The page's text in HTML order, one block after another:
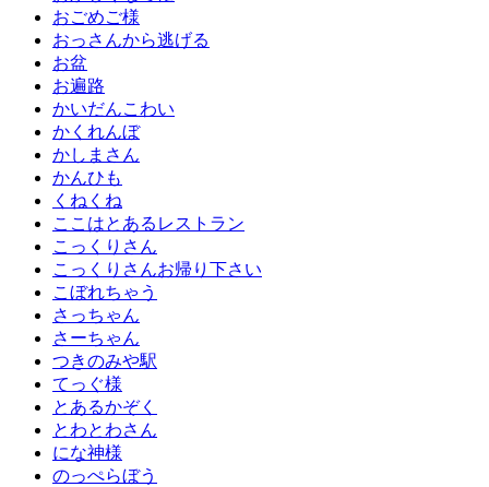
おごめご様
おっさんから逃げる
お盆
お遍路
かいだんこわい
かくれんぼ
かしまさん
かんひも
くねくね
ここはとあるレストラン
こっくりさん
こっくりさんお帰り下さい
こぼれちゃう
さっちゃん
さーちゃん
つきのみや駅
てっぐ様
とあるかぞく
とわとわさん
にな神様
のっぺらぼう